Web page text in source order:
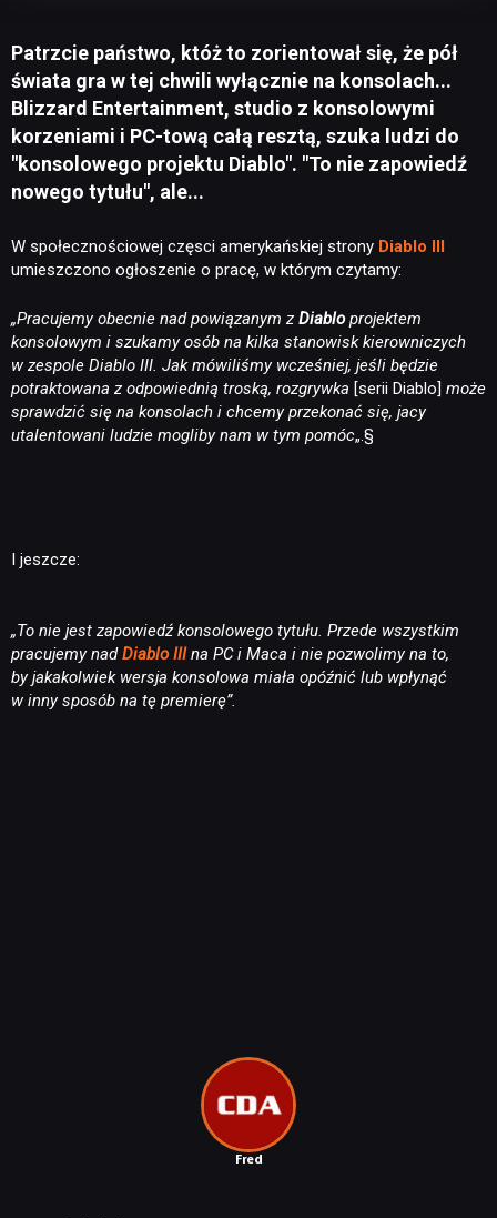
Fred
Patrzcie państwo, któż to zorientował się, że pół
świata gra w tej chwili wyłącznie na konsolach...
Blizzard Entertainment, studio z konsolowymi
korzeniami i PC-tową całą resztą, szuka ludzi do
"konsolowego projektu Diablo". "To nie zapowiedź
nowego tytułu", ale...
W społecznościowej częsci amerykańskiej strony Diablo III
umieszczono ogłoszenie o pracę, w którym czytamy:
„Pracujemy obecnie nad powiązanym z Diabloprojektem
konsolowym i szukamy osób na kilka stanowisk kierowniczych
w zespole Diablo III. Jak mówiliśmy wcześniej, jeśli będzie
potraktowana z odpowiednią troską, rozgrywka [serii Diablo] może
sprawdzić się na konsolach i chcemy przekonać się, jacy
utalentowani ludzie mogliby nam w tym pomóc„.§
I jeszcze:
„To nie jest zapowiedź konsolowego tytułu. Przede wszystkim
pracujemy nadDiablo IIIna PC i Maca i nie pozwolimy na to,
by jakakolwiek wersja konsolowa miała opóźnić lub wpłynąć
w inny sposób na tę premierę”.